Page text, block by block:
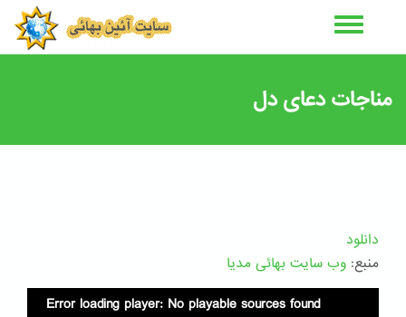
مناجات دعای دل
دانلود
منبع: وب سایت بهائی مدیا
Error loading player: No playable sources found